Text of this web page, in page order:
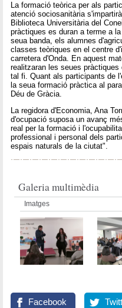
La formació teòrica per als
atenció sociosanitària
Biblioteca Universitària del
pràctiques es duran a terme a
seua banda, els alumnes
classes teòriques en el centre
carretera d'Onda. En aquest
realitzaran les seues
tal fi. Quant als participants de
la seua formació pràctica al
Déu de Gràcia.
La regidora d'Economia, Ana
d'ocupació suposa un avanç
real per la formació i
professional i personal dels
espais naturals de la ciutat".
Galeria multimèdia
Imatges
Facebook